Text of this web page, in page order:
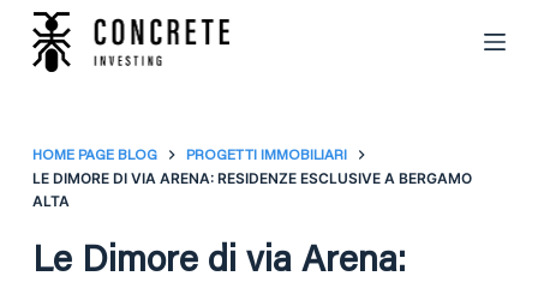
S
a
a
HOME PAGE BLOG PROGETTI IMMOBILIARI
LE DIMORE DI VIA ARENA: RESIDENZE ESCLUSIVE A BERGAMO
ALTA
Le Dimore di via Arena: